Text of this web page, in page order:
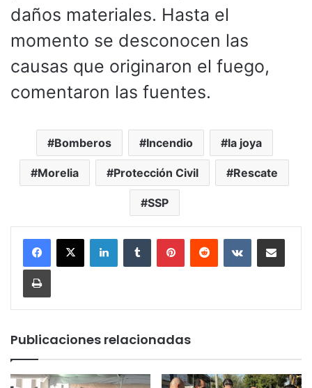
daños materiales. Hasta el
momento se desconocen las
causas que originaron el fuego,
comentaron las fuentes.
Bomberos Incendio la joya
Morelia Protección Civil Rescate
SSP
LinkedInTumblr PinterestReddit VKontakteCompartir por
Imprimir
Publicaciones relacionadas